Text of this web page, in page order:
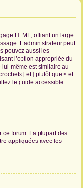
HTML, offrant un large
L’administrateur peut
pouvez aussi les
l’option appropriée du
même est similaire au
[ et ] plutôt que < et
le guide accessible
ce forum. La plupart des
appliquées avec les